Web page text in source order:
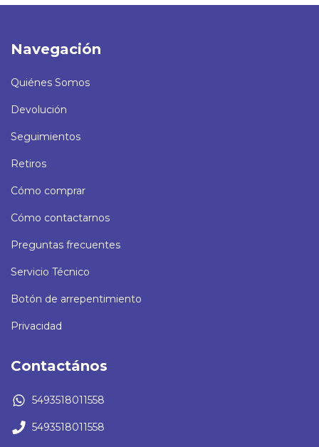
Navegación
Quiénes Somos
Devolución
Seguimientos
Retiros
Cómo comprar
Cómo contactarnos
Preguntas frecuentes
Servicio Técnico
Botón de arrepentimiento
Privacidad
Contactános
5493518011558
5493518011558